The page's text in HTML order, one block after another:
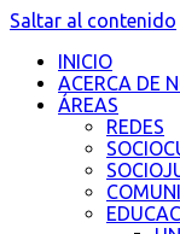
Saltar al contenido
INICIO
ACERCA DE
ÁREAS
REDES